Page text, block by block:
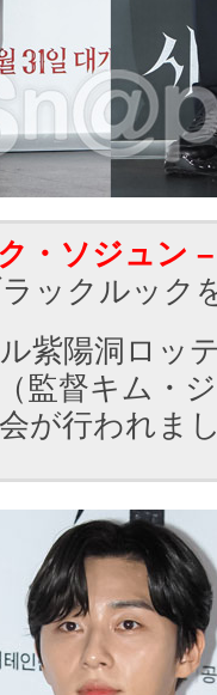
・ソジュン
ックルック
紫陽洞ロッ
監督キム・
が行われま